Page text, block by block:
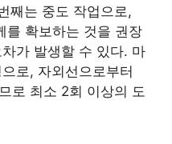
째는 중도 작업으로,
를 확보하는 것을 권장
가 발생할 수 있다. 마
로, 자외선으로부터
로 최소 2회 이상의 도